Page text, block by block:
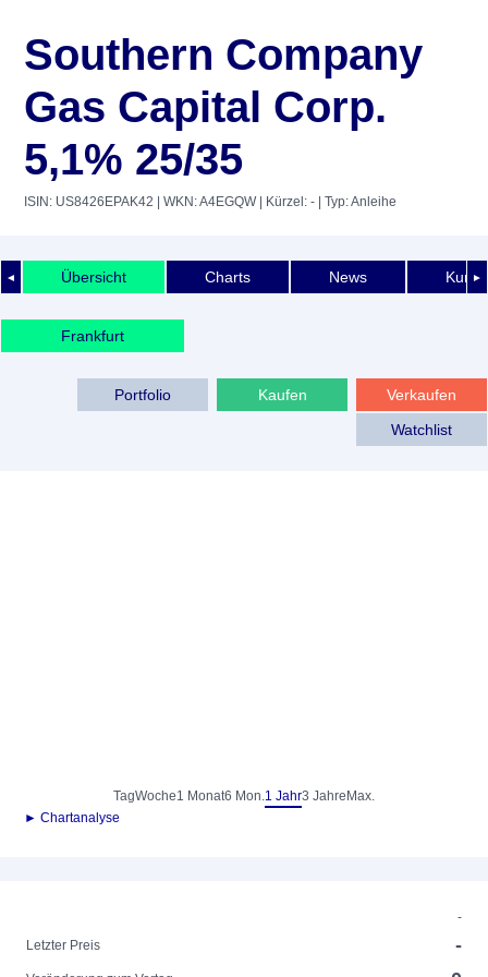
Southern Company
Gas Capital Corp.
5,1% 25/35
ISIN: US8426EPAK42 | WKN: A4EGQW| Kürzel: - | Typ: Anleihe
◄ ►
Übersicht Charts News
Frankfurt
Verkaufen
Kaufen
Portfolio
Watchlist
TagWoche1 Monat6 Mon.1 Jahr3 Jahre Max.
► Chartanalyse
-
Letzter Preis
-